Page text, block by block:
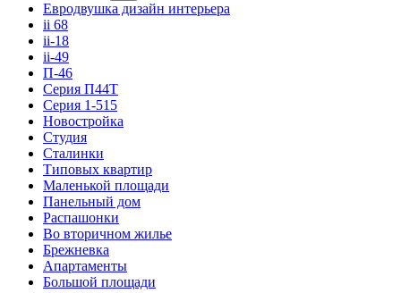
Евродвушка дизайн интерьера
ii 68
ii-18
ii-49
П-46
Серия П44Т
Серия 1-515
Новостройка
Студия
Сталинки
Типовых квартир
Маленькой площади
Панельный дом
Распашонки
Во вторичном жилье
Брежневка
Апартаменты
Большой площади